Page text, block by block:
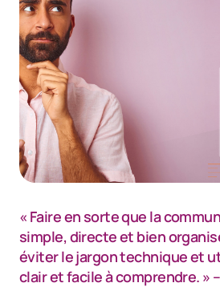
« Faire en sorte que la
simple, directe et bien
éviter le jargon technique et
clair et facile à comprendre. »